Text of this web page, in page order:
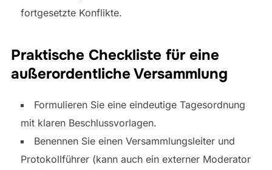
fortgesetzte Konflikte.
Praktische Checkliste für eine
außerordentliche Versammlung
Formulieren Sie eine eindeutige Tagesordnung
mit klaren Beschlussvorlagen.
Benennen Sie einen Versammlungsleiter und
Protokollführer (kann auch ein externer Moderator